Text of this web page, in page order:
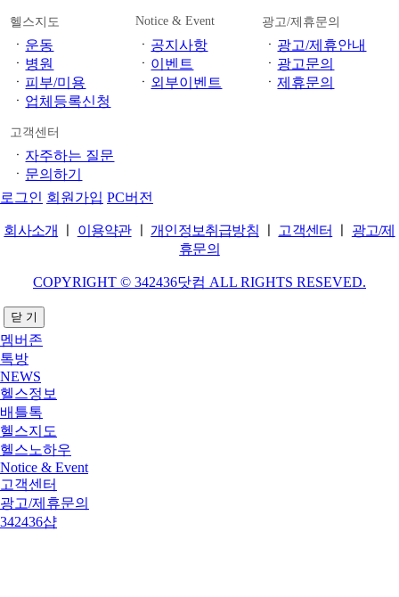
헬스지도
ㆍ 운동
ㆍ 병원
ㆍ 피부/미용
ㆍ 업체등록신청
Notice & Event
ㆍ 공지사항
ㆍ 이벤트
ㆍ 외부이벤트
광고/제휴문의
ㆍ 광고/제휴안내
ㆍ 광고문의
ㆍ제휴문의
고객센터
ㆍ 자주하는 질문
ㆍ 문의하기
로그인 회원가입 PC버전
회사소개 이용약관ㅣ개인정보취급방침 고객센터
광고/제
휴문의
COPYRIGHT © 342436닷컴 ALL RIGHTS RESEVED.
닫 기
멤버존
톡방
NEWS
헬스정보
배틀톡
헬스지도
헬스노하우
Notice & Event
고객센터
광고/제휴문의
342436샵